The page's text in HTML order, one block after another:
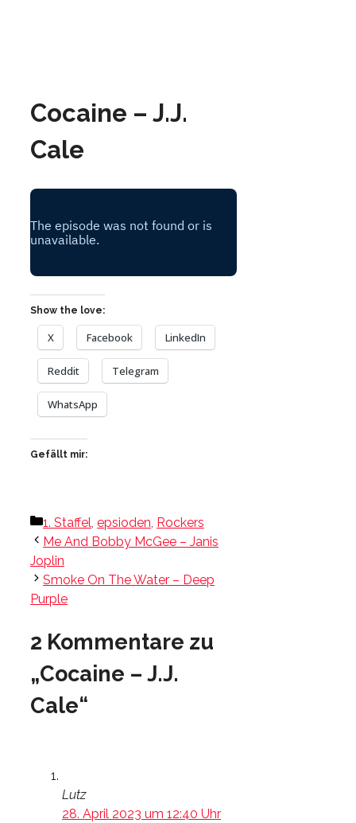
Cocaine – J.J.
Cale
Show the love:
X Facebook LinkedIn
Reddit Telegram
WhatsApp
Gefällt mir:
Kategorien
1. Staffel, epsioden, Rockers
Me And Bobby McGee – Janis
Joplin
Smoke On The Water – Deep
Purple
2 Kommentare zu
„Cocaine – J.J.
Cale“
Lutz
28. April 2023 um 12:40 Uhr